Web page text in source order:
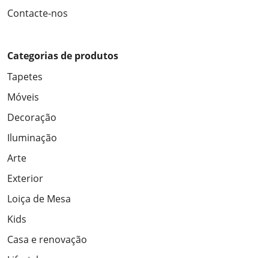
Contacte-nos
Categorias de produtos
Tapetes
Móveis
Decoração
Iluminação
Arte
Exterior
Loiça de Mesa
Kids
Casa e renovação